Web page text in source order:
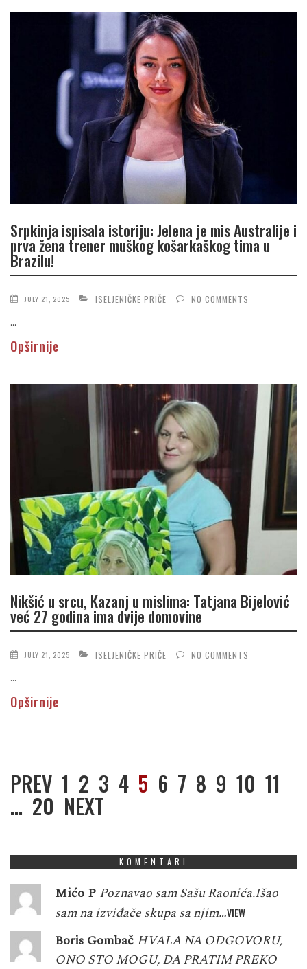
Srpkinja ispisala istoriju: Jelena je mis Australije i
prva žena trener muškog košarkaškog tima u
Brazilu!
JULY 21, 2025 ISELJENIČKE PRIČE NO COMMENTS
...
Opširnije
Nikšić u srcu, Kazanj u mislima: Tatjana Bijelović
već 27 godina ima dvije domovine
JULY 21, 2025 ISELJENIČKE PRIČE NO COMMENTS
...
Opširnije
PREV 1 2 3 4 5 6 7 8 9 10 11
… 20 NEXT
KOMENTARI
Mićo P Poznavao sam Sašu Raonića.Išao
sam na izviđače skupa sa njim…VIEW
Boris Gombač HVALA NA ODGOVORU,
ONO STO MOGU, DA PRATIM PREKO